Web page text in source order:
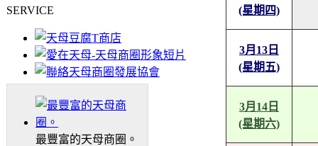
SERVICE
最豐富的天母商圈。
(星期四)
3月13日
(星期五)
3月14日
(星期六)